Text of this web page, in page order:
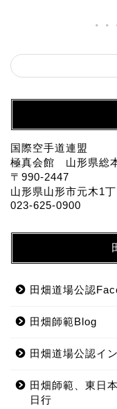
国際空手道連盟
極真会館 山形県総
〒990-2447
山形県山形市元木1
023-625-0900
田畑道場公認
田畑師範Blog
田畑道場公認イ
田畑師範、東日
日行